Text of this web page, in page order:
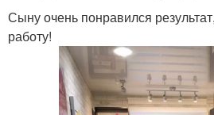
Сыну очень понравился
работу!